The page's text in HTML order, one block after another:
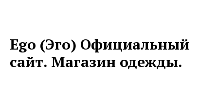
Ego (Эго) Официальный
сайт. Магазин одежды.